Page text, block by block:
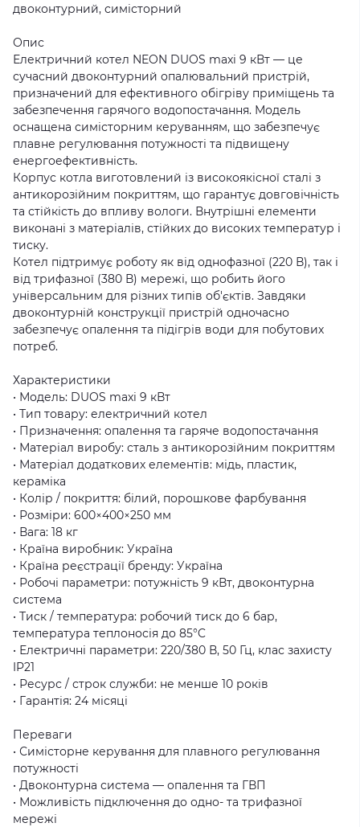
двоконтурний, симісторний
Опис
Електричний котел NEON DUOS maxi 9 кВт — це
сучасний двоконтурний опалювальний пристрій,
призначений для ефективного обігріву приміщень та
забезпечення гарячого водопостачання. Модель
оснащена симісторним керуванням, що забезпечує
плавне регулювання потужності та підвищену
енергоефективність.
Корпус котла виготовлений із високоякісної сталі з
антикорозійним покриттям, що гарантує довговічність
та стійкість до впливу вологи. Внутрішні елементи
виконані з матеріалів, стійких до високих температур і
тиску.
Котел підтримує роботу як від однофазної (220 В), так і
від трифазної (380 В) мережі, що робить його
універсальним для різних типів об'єктів. Завдяки
двоконтурній конструкції пристрій одночасно
забезпечує опалення та підігрів води для побутових
потреб.
Характеристики
• Модель: DUOS maxi 9 кВт
• Тип товару: електричний котел
• Призначення: опалення та гаряче водопостачання
• Матеріал виробу: сталь з антикорозійним покриттям
• Матеріал додаткових елементів: мідь, пластик,
кераміка
• Колір / покриття: білий, порошкове фарбування
• Розміри: 600×400×250 мм
• Вага: 18 кг
• Країна виробник: Україна
• Країна реєстрації бренду: Україна
• Робочі параметри: потужність 9 кВт, двоконтурна
система
• Тиск / температура: робочий тиск до 6 бар,
температура теплоносія до 85°C
• Електричні параметри: 220/380 В, 50 Гц, клас захисту
IP21
• Ресурс / строк служби: не менше 10 років
• Гарантія: 24 місяці
Переваги
• Симісторне керування для плавного регулювання
потужності
• Двоконтурна система — опалення та ГВП
• Можливість підключення до одно- та трифазної
мережі